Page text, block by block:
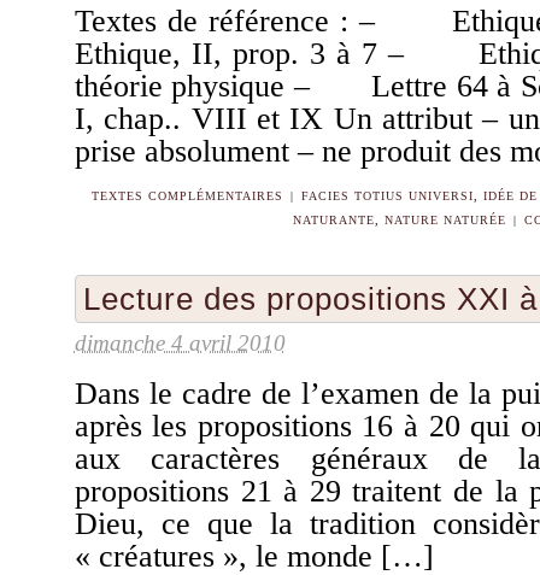
Textes de référence : –
Ethique, II, prop. 3 à 7 –
théorie physique – Lettre 64 à
I, chap.. VIII et IX Un attribut – un
prise absolument – ne produit des
TEXTES COMPLÉMENTAIRES | FACIES TOTIUS UNIVERSI ,IDÉE
NATURANTE
NATURE NATURÉE |
Lecture des propositions XXI
dimanche 4 avril 2010
Dans le cadre de l’examen de la
après les propositions 16 à 20 qui
aux caractères généraux de
propositions 21 à 29 traitent de la
Dieu, ce que la tradition
« créatures », le monde […]